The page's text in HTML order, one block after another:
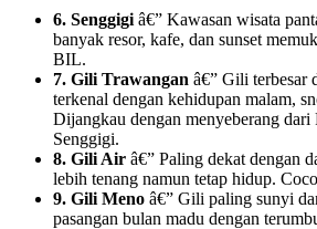
6. Senggigi â€” Kawasan wisata
banyak resor, kafe, dan sunset
BIL.
7. Gili Trawangan â€” Gili terbesar
terkenal dengan kehidupan malam,
Dijangkau dengan menyeberang dari
Senggigi.
8. Gili Air â€” Paling dekat dengan
lebih tenang namun tetap hidup.
9. Gili Meno â€” Gili paling sunyi
pasangan bulan madu dengan